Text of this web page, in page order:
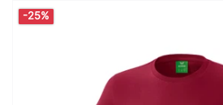
-25%